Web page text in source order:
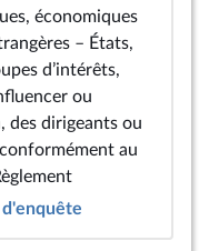
économiques
– États,
d’intérêts,
ou
des dirigeants ou
au
d'enquête